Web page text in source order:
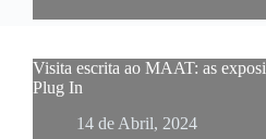
Visita escrita ao MAAT: as
Plug In
14 de Abril, 2024